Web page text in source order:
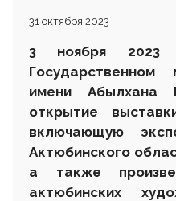
31 октября 2023
3 ноября
имени Абылхана
открытие
включающую
Актюбинского
а также
актюбинских